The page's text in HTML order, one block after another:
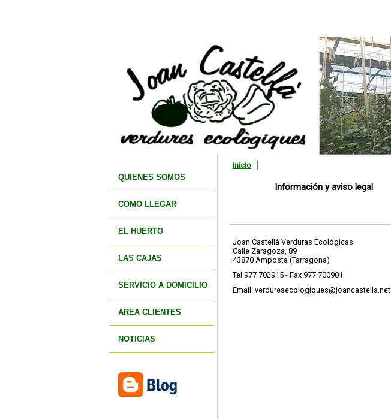
QUIENES SOMOS
COMO LLEGAR
EL HUERTO
LAS CAJAS
SERVICIO A DOMICILIO
AREA CLIENTES
NOTICIAS
inicio
Información y aviso legal
Joan Castellà Verduras Ecológicas
Calle Zaragoza, 89
43870 Amposta (Tarragona)
Tel 977 702915 - Fax 977 700901
Email: verduresecologiques@joancastella.net